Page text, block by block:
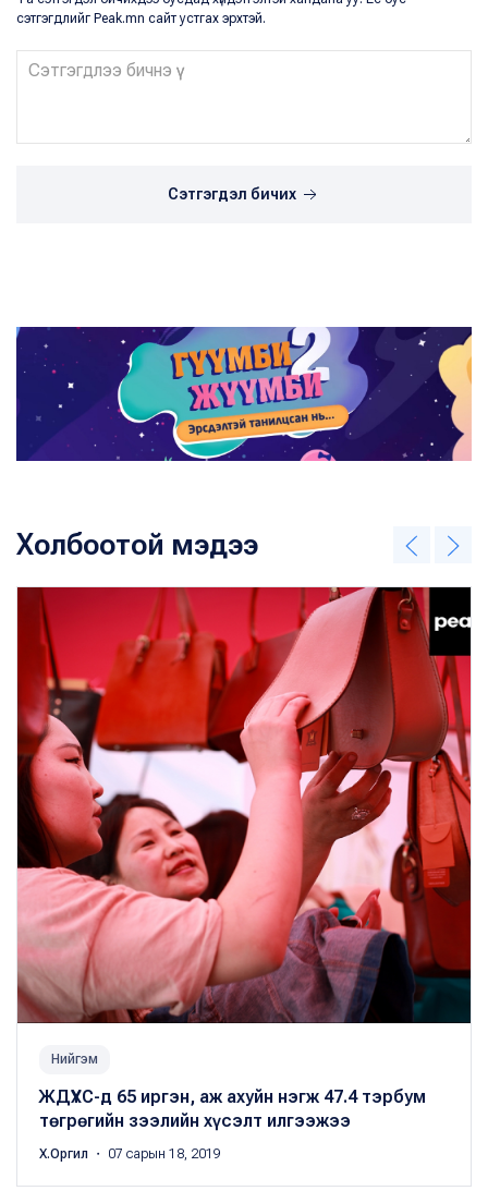
сэтгэгдлийг Peak.mn сайт устгах эрхтэй.
Сэтгэгдэл бичих
Холбоотой мэдээ
Нийгэм
ЖДҮХС-д 65 иргэн, аж ахуйн нэгж 47.4 тэрбум
төгрөгийн зээлийн хүсэлт илгээжээ
Х.Оргил ・ 07 сарын 18, 2019